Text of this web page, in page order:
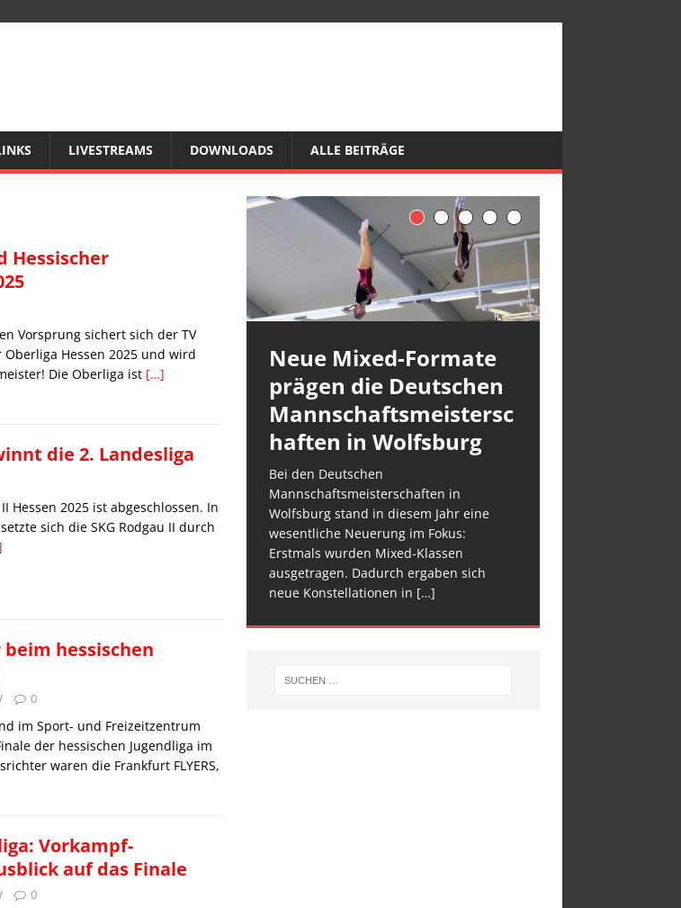
LIVESTREAMS DOWNLOADS ALLE BEITRÄGE
Hessischer
Vorsprung sichert sich der TV
Hessen 2025 und wird
Die Oberliga ist […]
die 2. Landesliga
Hessen 2025 ist abgeschlossen. In
sich die SKG Rodgau II durch
hessischen
0
im Sport- und Freizeitzentrum
der hessischen Jugendliga im
waren die Frankfurt FLYERS,
Vorkampf-
auf das Finale
0
Neue Mixed-Formate
prägen die Deutschen
Mannschaftsmeistersc
haften in Wolfsburg
Bei den Deutschen
Mannschaftsmeisterschaften in
Wolfsburg stand in diesem Jahr eine
wesentliche Neuerung im Fokus:
Erstmals wurden Mixed-Klassen
ausgetragen. Dadurch ergaben sich
neue Konstellationen in […]